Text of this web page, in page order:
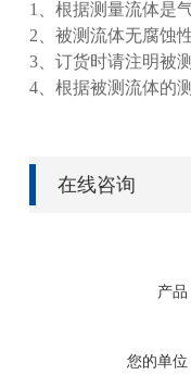
1、根据测量流体是
2、被测流体无腐蚀
3、订货时请注明被
4、根据被测流体的
在线咨询
产品
您的单位